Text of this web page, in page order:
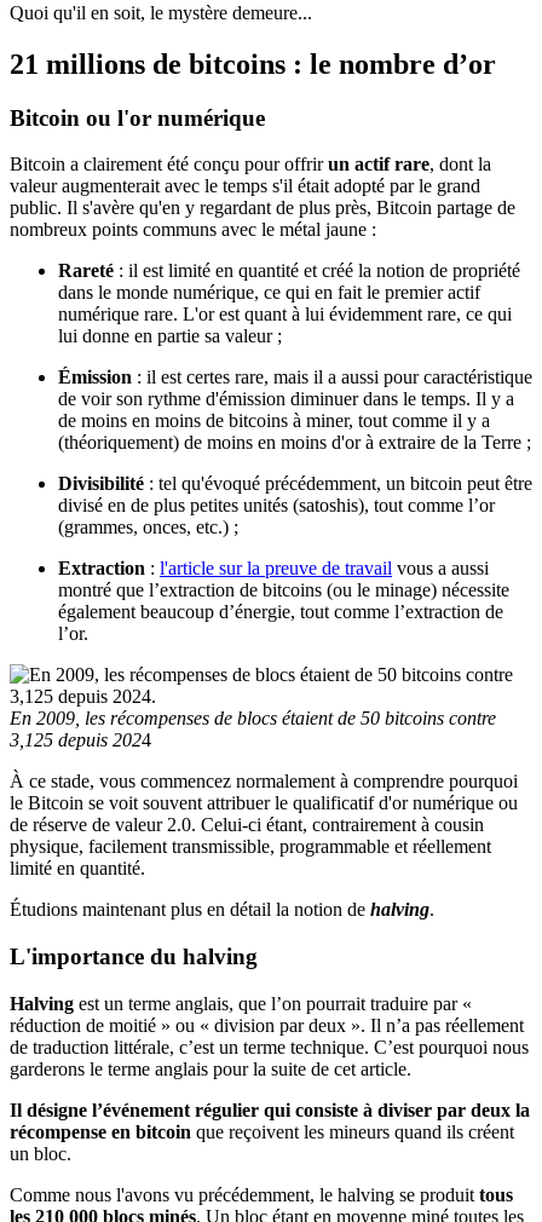
Quoi qu'il en soit, le mystère demeure...
21 millions de bitcoins : le nombre d’or
Bitcoin ou l'or numérique
Bitcoin a clairement été conçu pour offrirun actif rare, dont la
valeur augmenterait avec le temps s'il était adopté par le grand
public. Il s'avère qu'en y regardant de plus près, Bitcoin partage de
nombreux points communs avec le métal jaune :
Rareté : il est limité en quantité et créé la notion de propriété
dans le monde numérique, ce qui en fait le premier actif
numérique rare. L'or est quant à lui évidemment rare, ce qui
lui donne en partie sa valeur ;
Émission : il est certes rare, mais il a aussi pour caractéristique
de voir son rythme d'émission diminuer dans le temps. Il y a
de moins en moins de bitcoins à miner, tout comme il y a
(théoriquement) de moins en moins d'or à extraire de la Terre ;
Divisibilité : tel qu'évoqué précédemment, un bitcoin peut être
divisé en de plus petites unités (satoshis), tout comme l’or
(grammes, onces, etc.) ;
Extraction : l'article sur la preuve de travail vous a aussi
montré que l’extraction de bitcoins (ou le minage) nécessite
également beaucoup d’énergie, tout comme l’extraction de
l’or.
En 2009, les récompenses de blocs étaient de 50 bitcoins contre
3,125 depuis 2024
À ce stade, vous commencez normalement à comprendre pourquoi
le Bitcoin se voit souvent attribuer le qualificatif d'or numérique ou
de réserve de valeur 2.0. Celui-ci étant, contrairement à cousin
physique, facilement transmissible, programmable et réellement
limité en quantité.
Étudions maintenant plus en détail la notion de halving.
L'importance du halving
Halving est un terme anglais, que l’on pourrait traduire par «
réduction de moitié » ou « division par deux ». Il n’a pas réellement
de traduction littérale, c’est un terme technique. C’est pourquoi nous
garderons le terme anglais pour la suite de cet article.
Il désigne l’événement régulier qui consiste à diviser par deux la
récompense en bitcoin que reçoivent les mineurs quand ils créent
un bloc.
Comme nous l'avons vu précédemment, le halving se produit tous
les 210 000 blocs minés. Un bloc étant en moyenne miné toutes les